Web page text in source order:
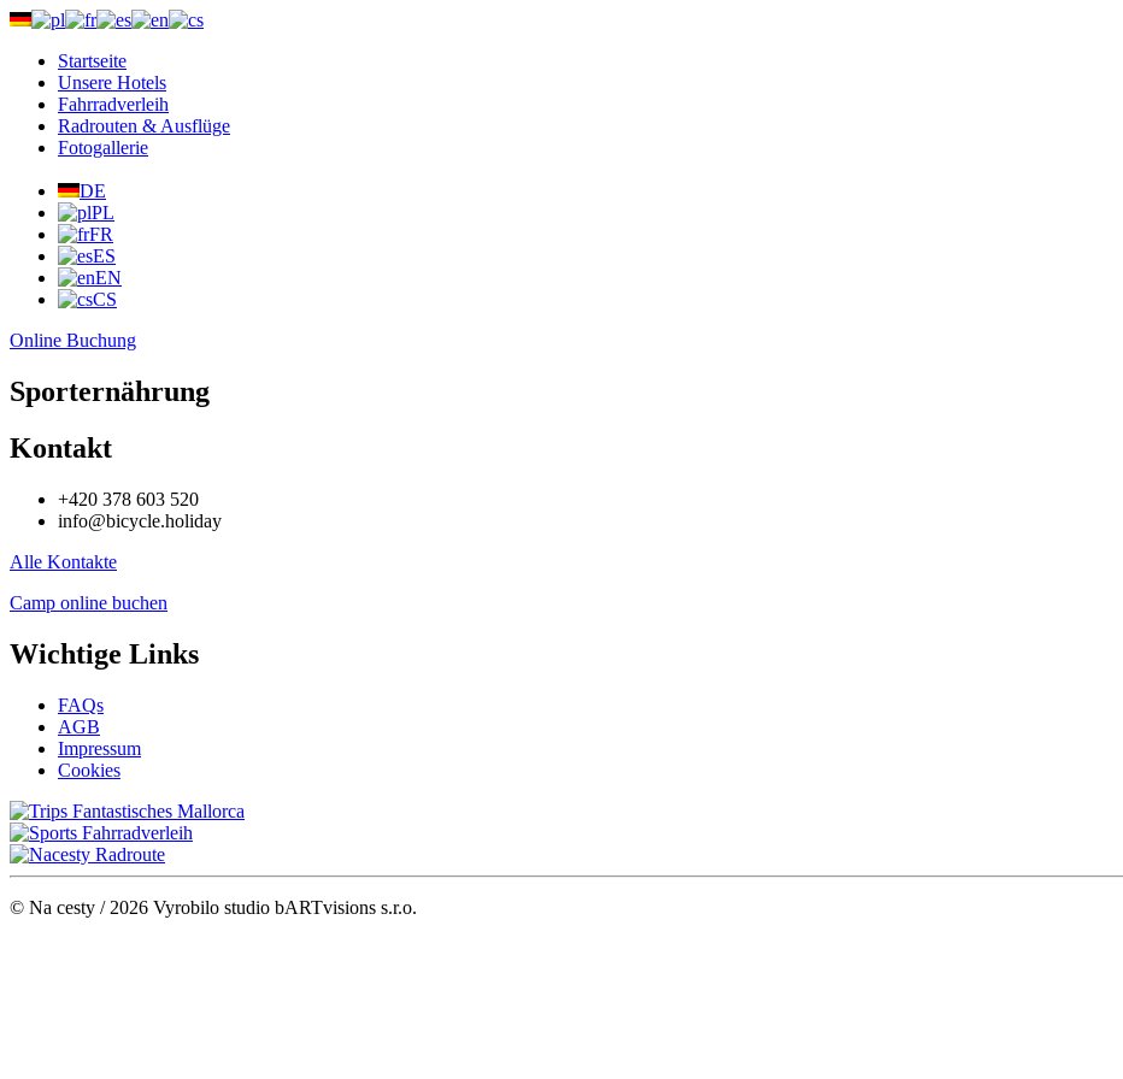
Startseite
Unsere Hotels
Fahrradverleih
Radrouten & Ausflüge
Fotogallerie
Wer wir sind
FAQs
Kontakt
mehr
DE
PL
FR
ES
EN
CS
Online Buchung
Sporternährung
Kontakt
+420 378 603 520
info@bicycle.holiday
Alle Kontakte
Camp online buchen
Wichtige Links
FAQs
AGB
Impressum
Cookies
Fantastisches Mallorca
Fahrradverleih
Radroute
© Na cesty / 2026 Vyrobilo studio bARTvisions s.r.o.